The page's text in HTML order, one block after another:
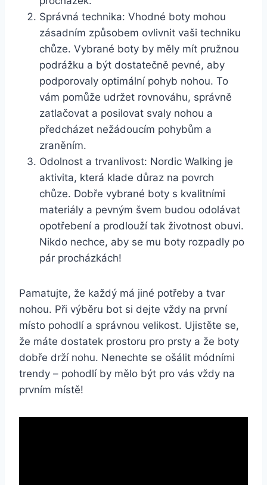
Správná technika: Vhodné boty‍ mohou
zásadním způsobem ovlivnit vaši techniku
chůze. Vybrané boty by měly⁤ mít pružnou
⁣podrážku a být dostatečně pevné, aby
podporovaly optimální pohyb‍ nohou. To
vám pomůže udržet rovnováhu, správně
zatlačovat a posilovat svaly nohou a
předcházet nežádoucím pohybům a‍
zraněním.
Odolnost a trvanlivost: ​Nordic Walking je
aktivita,⁤ která klade důraz na povrch
chůze. Dobře vybrané boty s kvalitními
materiály⁢ a pevným ⁢švem budou odolávat
opotřebení a prodlouží tak životnost obuvi.
Nikdo nechce, aby se mu boty rozpadly ‌po
pár procházkách!
Pamatujte,​ že‍ každý má jiné potřeby​ a tvar
nohou. Při výběru bot si⁤ dejte vždy na⁣ první
místo pohodlí a správnou velikost. Ujistěte ⁢se,
že máte⁣ dostatek ⁤prostoru pro prsty a že ⁢boty
dobře drží nohu. Nenechte se ošálit módními⁤
trendy – pohodlí by mělo být pro vás vždy na
prvním místě!